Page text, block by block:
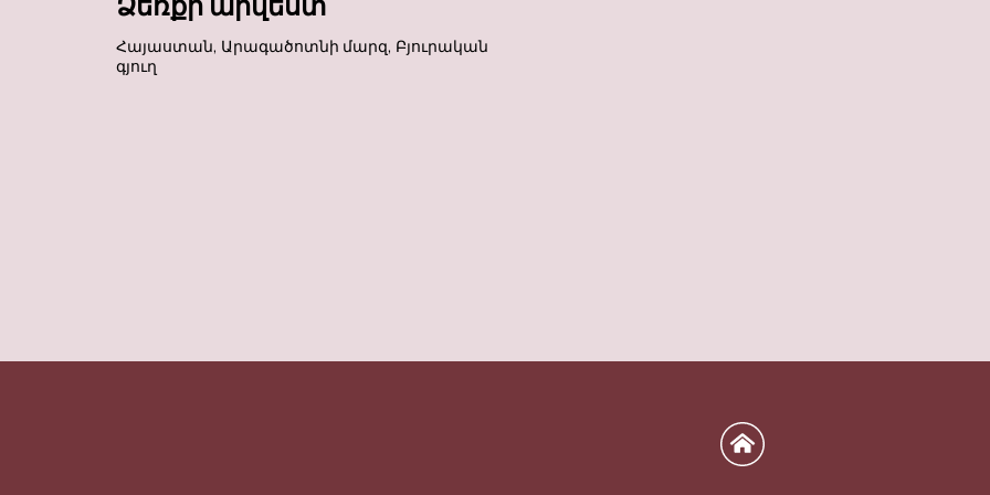
Հայաստան, Արագածոտնի մարզ, Բյուրական
գյուղ